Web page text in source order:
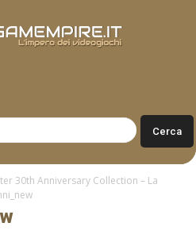
30th Anniversary Collection – La